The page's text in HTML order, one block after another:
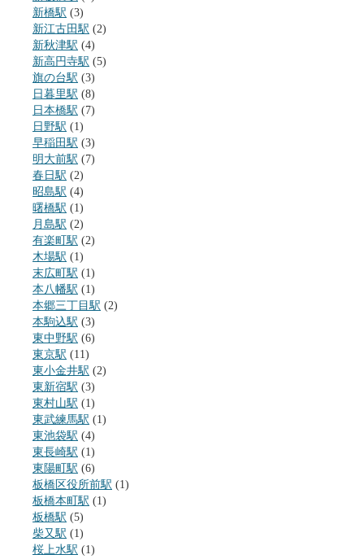
新橋駅 (3)
新江古田駅 (2)
新秋津駅 (4)
新高円寺駅 (5)
旗の台駅 (3)
日暮里駅 (8)
日本橋駅 (7)
日野駅 (1)
早稲田駅 (3)
明大前駅 (7)
春日駅 (2)
昭島駅 (4)
曙橋駅 (1)
月島駅 (2)
有楽町駅 (2)
木場駅 (1)
末広町駅 (1)
本八幡駅 (1)
本郷三丁目駅 (2)
本駒込駅 (3)
東中野駅 (6)
東京駅 (11)
東小金井駅 (2)
東新宿駅 (3)
東村山駅 (1)
東武練馬駅 (1)
東池袋駅 (4)
東長崎駅 (1)
東陽町駅 (6)
板橋区役所前駅 (1)
板橋本町駅 (1)
板橋駅 (5)
柴又駅 (1)
桜上水駅 (1)